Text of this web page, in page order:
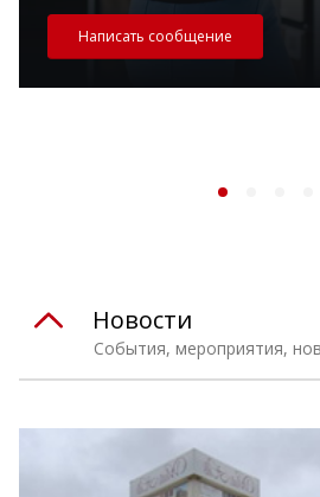
Написать сообщение
События, мероприятия,
Новости